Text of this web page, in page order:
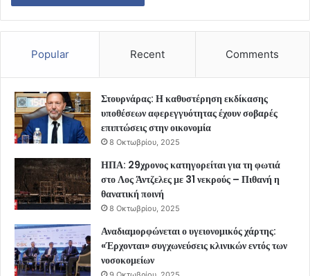
Popular Recent Comments
Στουρνάρας: Η καθυστέρηση εκδίκασης
υποθέσεων αφερεγγυότητας έχουν σοβαρές
επιπτώσεις στην οικονομία
8 Οκτωβρίου, 2025
ΗΠΑ: 29χρονος κατηγορείται για τη φωτιά
στο Λος Άντζελες με 31 νεκρούς – Πιθανή η
θανατική ποινή
8 Οκτωβρίου, 2025
Αναδιαμορφώνεται ο υγειονομικός χάρτης:
«Έρχονται» συγχωνεύσεις κλινικών εντός των
νοσοκομείων